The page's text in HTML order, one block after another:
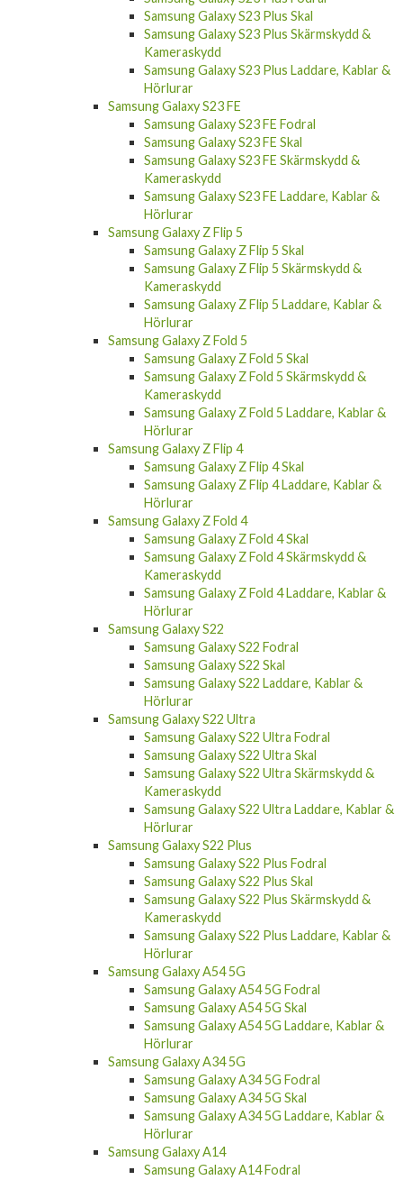
Kameraskydd
Samsung Galaxy S23 Ultra Laddare, Kablar &
Hörlurar
Samsung Galaxy S23 Plus
Samsung Galaxy S23 Plus Fodral
Samsung Galaxy S23 Plus Skal
Samsung Galaxy S23 Plus Skärmskydd &
Kameraskydd
Samsung Galaxy S23 Plus Laddare, Kablar &
Hörlurar
Samsung Galaxy S23 FE
Samsung Galaxy S23 FE Fodral
Samsung Galaxy S23 FE Skal
Samsung Galaxy S23 FE Skärmskydd &
Kameraskydd
Samsung Galaxy S23 FE Laddare, Kablar &
Hörlurar
Samsung Galaxy Z Flip 5
Samsung Galaxy Z Flip 5 Skal
Samsung Galaxy Z Flip 5 Skärmskydd &
Kameraskydd
Samsung Galaxy Z Flip 5 Laddare, Kablar &
Hörlurar
Samsung Galaxy Z Fold 5
Samsung Galaxy Z Fold 5 Skal
Samsung Galaxy Z Fold 5 Skärmskydd &
Kameraskydd
Samsung Galaxy Z Fold 5 Laddare, Kablar &
Hörlurar
Samsung Galaxy Z Flip 4
Samsung Galaxy Z Flip 4 Skal
Samsung Galaxy Z Flip 4 Laddare, Kablar &
Hörlurar
Samsung Galaxy Z Fold 4
Samsung Galaxy Z Fold 4 Skal
Samsung Galaxy Z Fold 4 Skärmskydd &
Kameraskydd
Samsung Galaxy Z Fold 4 Laddare, Kablar &
Hörlurar
Samsung Galaxy S22
Samsung Galaxy S22 Fodral
Samsung Galaxy S22 Skal
Samsung Galaxy S22 Laddare, Kablar &
Hörlurar
Samsung Galaxy S22 Ultra
Samsung Galaxy S22 Ultra Fodral
Samsung Galaxy S22 Ultra Skal
Samsung Galaxy S22 Ultra Skärmskydd &
Kameraskydd
Samsung Galaxy S22 Ultra Laddare, Kablar &
Hörlurar
Samsung Galaxy S22 Plus
Samsung Galaxy S22 Plus Fodral
Samsung Galaxy S22 Plus Skal
Samsung Galaxy S22 Plus Skärmskydd &
Kameraskydd
Samsung Galaxy S22 Plus Laddare, Kablar &
Hörlurar
Samsung Galaxy A54 5G
Samsung Galaxy A54 5G Fodral
Samsung Galaxy A54 5G Skal
Samsung Galaxy A54 5G Laddare, Kablar &
Hörlurar
Samsung Galaxy A34 5G
Samsung Galaxy A34 5G Fodral
Samsung Galaxy A34 5G Skal